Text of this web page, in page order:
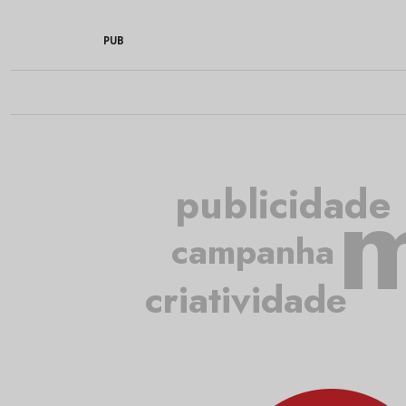
PUB
publicidade
criatividade
campanha